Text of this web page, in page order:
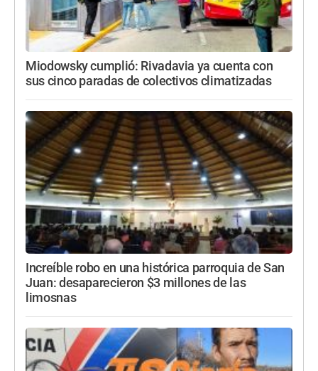
Miodowsky cumplió: Rivadavia ya cuenta con
sus cinco paradas de colectivos climatizadas
Increíble robo en una histórica parroquia de San
Juan: desaparecieron $3 millones de las
limosnas